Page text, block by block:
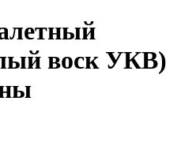
воск УКВ)